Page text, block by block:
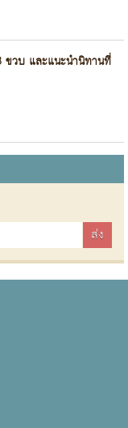
ขวบ และแนะนำนิทานที่